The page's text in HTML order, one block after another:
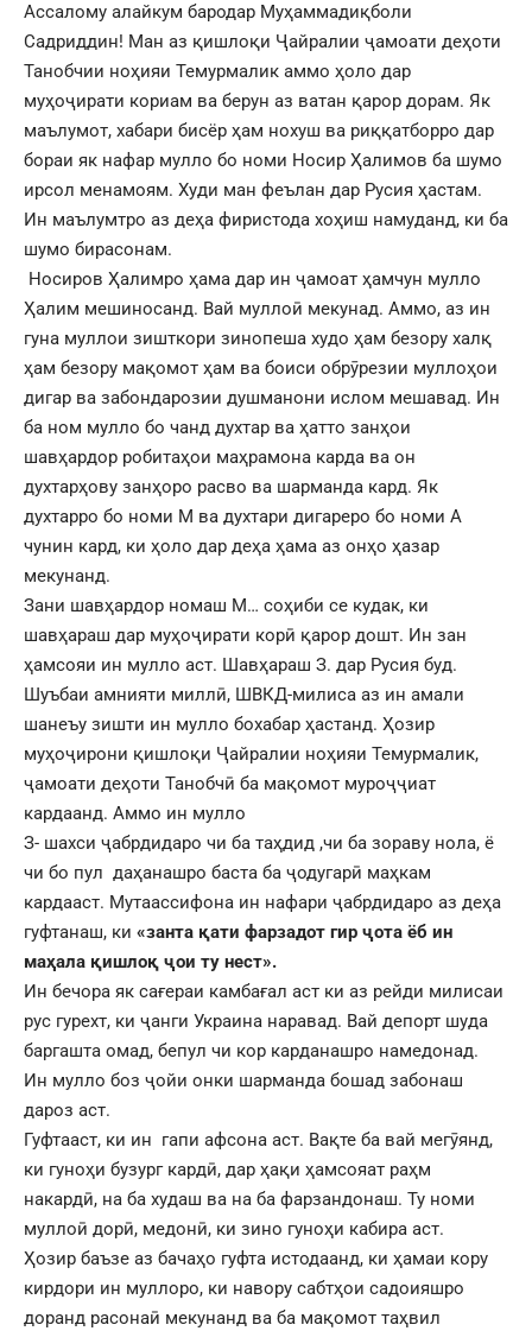
Ассалому алайкум бародар Муҳаммадиқболи
Садриддин! Ман аз қишлоқи Ҷайралии ҷамоати деҳоти
Танобчии ноҳияи Темурмалик аммо ҳоло дар
муҳоҷирати кориам ва берун аз ватан қарор дорам. Як
маълумот, хабари бисёр ҳам нохуш ва риққатборро дар
бораи як нафар мулло бо номи Носир Ҳалимов ба шумо
ирсол менамоям. Худи ман феълан дар Русия ҳастам.
Ин маълумтро аз деҳа фиристода хоҳиш намуданд, ки ба
шумо бирасонам.
Носиров Ҳалимро ҳама дар ин ҷамоат ҳамчун мулло
Ҳалим мешиносанд. Вай муллоӣ мекунад. Аммо, аз ин
гуна муллои зишткори зинопеша худо ҳам безору халқ
ҳам безору мақомот ҳам ва боиси обрӯрезии муллоҳои
дигар ва забондарозии душманони ислом мешавад. Ин
ба ном мулло бо чанд духтар ва ҳатто занҳои
шавҳардор робитаҳои маҳрамона карда ва он
духтарҳову занҳоро расво ва шарманда кард. Як
духтарро бо номи М ва духтари дигареро бо номи А
чунин кард, ки ҳоло дар деҳа ҳама аз онҳо ҳазар
мекунанд.
Зани шавҳардор номаш М… соҳиби се кудак, ки
шавҳараш дар муҳоҷирати корӣ қарор дошт. Ин зан
ҳамсояи ин мулло аст. Шавҳараш З. дар Русия буд.
Шуъбаи амнияти миллӣ, ШВКД-милиса аз ин амали
шанеъу зишти ин мулло бохабар ҳастанд. Ҳозир
муҳоҷирони қишлоқи Ҷайралии ноҳияи Темурмалик,
ҷамоати деҳоти Танобчӣ ба мақомот муроҷҷиат
кардаанд. Аммо ин мулло
З- шахси ҷабрдидаро чи ба таҳдид ,чи ба зораву нола, ё
чи бо пул даҳанашро баста ба ҷодугарӣ маҳкам
кардааст. Мутаассифона ин нафари ҷабрдидаро аз деҳа
гуфтанаш, ки «занта қати фарзадот гир ҷота ёб ин
маҳала қишлоқ ҷои ту нест».
Ин бечора як сағераи камбағал аст ки аз рейди милисаи
рус гурехт, ки ҷанги Украина наравад. Вай депорт шуда
баргашта омад, бепул чи кор карданашро намедонад.
Ин мулло боз ҷойи онки шарманда бошад забонаш
дароз аст.
Гуфтааст, ки ин гапи афсона аст. Вақте ба вай мегӯянд,
ки гуноҳи бузург кардӣ, дар ҳақи ҳамсояат раҳм
накардӣ, на ба худаш ва на ба фарзандонаш. Ту номи
муллоӣ дорӣ, медонӣ, ки зино гуноҳи кабира аст.
Ҳозир баъзе аз бачаҳо гуфта истодаанд, ки ҳамаи кору
кирдори ин муллоро, ки навору сабтҳои садоияшро
доранд расонаӣ мекунанд ва ба мақомот таҳвил